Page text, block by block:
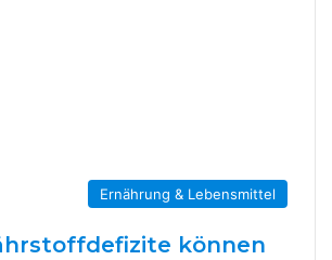
Ernährung & Lebensmittel
können